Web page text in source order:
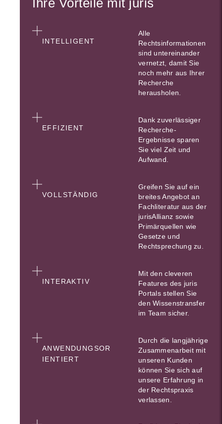
Ihre Vorteile mit juris
INTELLIGENT
Alle
Rechtsinformationen
sind untereinander
vernetzt, damit Sie
noch mehr aus Ihrer
Recherche
herausholen.
EFFIZIENT
Dank zuverlässiger
Recherche-
Ergebnisse sparen
Sie viel Zeit und
Aufwand.
VOLLSTÄNDIG
Greifen Sie auf ein
breites Angebot an
Fachliteratur aus der
jurisAllianz sowie
Primärquellen wie
Gesetze und
Rechtsprechung zu.
INTERAKTIV
Mit den cleveren
Features des juris
Portals stellen Sie
den Wissenstransfer
im Team sicher.
ANWENDUNGSOR
IENTIERT
Durch die langjährige
Zusammenarbeit mit
unseren Kunden
können Sie sich auf
unsere Erfahrung in
der Rechtspraxis
verlassen.